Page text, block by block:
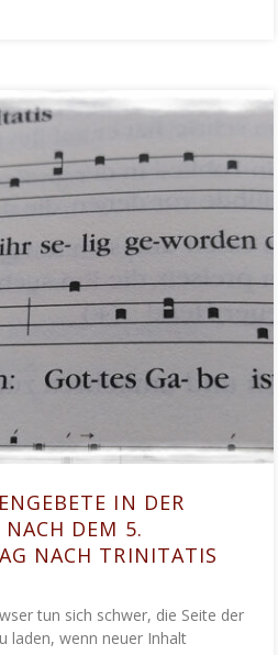
IN DER
NACH DEM 5.
NACH TRINITATIS
tun sich schwer, die Seite der
laden, wenn neuer Inhalt